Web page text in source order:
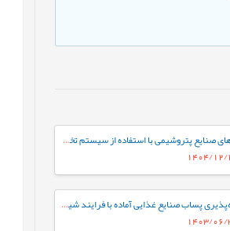
تصفیه پساب‌های صنایع پتروشیمی با استفاده از سیستم تخلیه مایع صفر (ZLD): مزایا، چالش‌ها و راه‌کارها
بررسی تصفیه‌پذیری پساب صنایع غذایی آماده با فرایند شیمیایی انعقاد و لخته‌سازی